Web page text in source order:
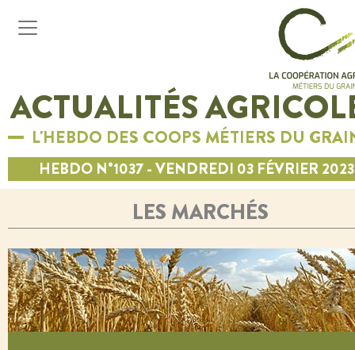
ACTUALITÉS
L'HEBDO DES COOPS MÉTIERS DU
HEBDO N°1037 - VENDREDI 03 FÉVRIER 2023
LES MARCHÉS